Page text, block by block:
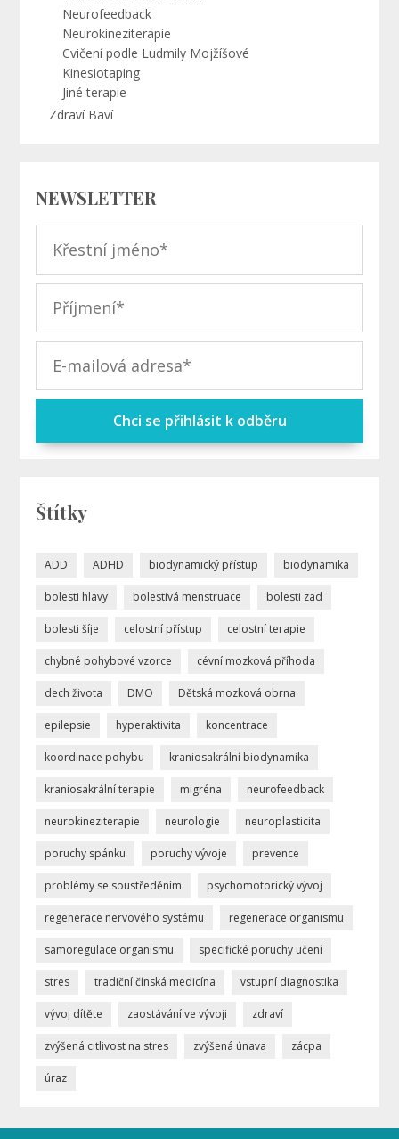
Neurofeedback
Neurokineziterapie
Cvičení podle Ludmily Mojžíšové
Kinesiotaping
Jiné terapie
Zdraví Baví
NEWSLETTER
Chci se přihlásit k odběru
Štítky
ADD ADHD biodynamický přístup biodynamika
bolesti hlavy bolestivá menstruace bolesti zad
bolesti šíje celostní přístup celostní terapie
chybné pohybové vzorce cévní mozková příhoda
dech života DMO Dětská mozková obrna
epilepsie hyperaktivita koncentrace
koordinace pohybu kraniosakrální biodynamika
kraniosakrální terapie migréna neurofeedback
neurokineziterapie neurologie neuroplasticita
poruchy spánku poruchy vývoje prevence
problémy se soustředěním psychomotorický vývoj
regenerace nervového systému regenerace organismu
samoregulace organismu specifické poruchy učení
stres tradiční čínská medicína vstupní diagnostika
vývoj dítěte zaostávání ve vývoji zdraví
zvýšená citlivost na stres zvýšená únava zácpa
úraz